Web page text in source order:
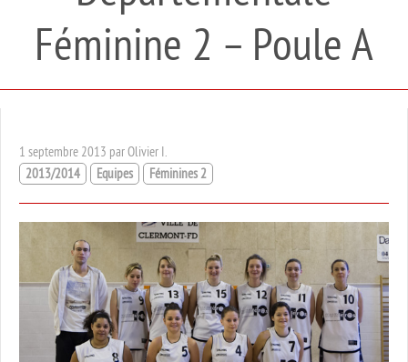
Féminine 2 – Poule A
1 septembre 2013 par Olivier I.
2013/2014
Equipes Féminines 2